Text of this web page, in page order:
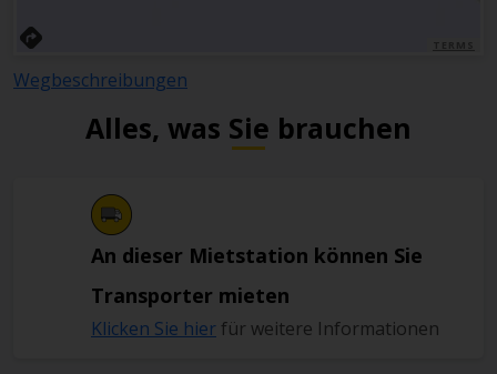
Wegbeschreibungen
Alles, was Sie brauchen
An dieser Mietstation können Sie
Transporter mieten
Klicken Sie hier für weitere Informationen